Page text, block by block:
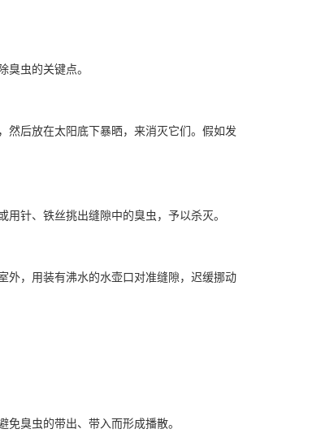
臭虫的关键点。
然后放在太阳底下暴晒，来消灭它们。假如发
针、铁丝挑出缝隙中的臭虫，予以杀灭。
外，用装有沸水的水壶口对准缝隙，迟缓挪动
臭虫的带出、带入而形成播散。